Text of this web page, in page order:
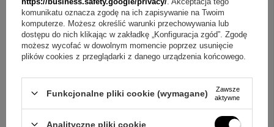
polityką prywatności
. Przesyłając je, akceptujesz jej postanowienia.
E-mail
Pytanie
komunikatu oznacza zgodę na ich zapisywanie na Twoim
komputerze. Możesz określić warunki przechowywania lub
dostępu do nich klikając w zakładkę „Konfiguracja zgód”. Zgodę
możesz wycofać w dowolnym momencie poprzez usunięcie
plików cookies z przeglądarki z danego urządzenia końcowego.
Funkcjonalne pliki cookie (wymagane)
Zawsze
aktywne
Analityczne pliki cookie